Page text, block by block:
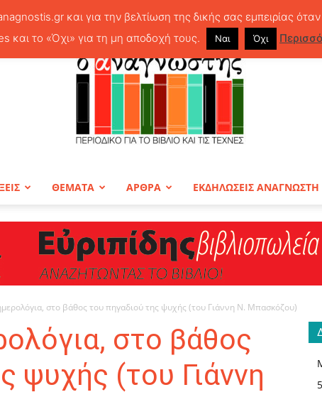
Ο
ΘΕΜΑΤΑ ΑΡΘΡΑ ΕΚΔΗΛΩΣΕΙΣ ΑΝΑΓΝΩΣΤΗ
στο βάθος του πηγαδιού της ψυχής (του Γιάννη Ν. Μπασκόζου)
στο βάθος
ψυχής (του Γιάννη
και για την βελτίωση της δικής σας εμπειρίας
και το «Όχι» για τη μη αποδοχή τους.
Ναι Όχι